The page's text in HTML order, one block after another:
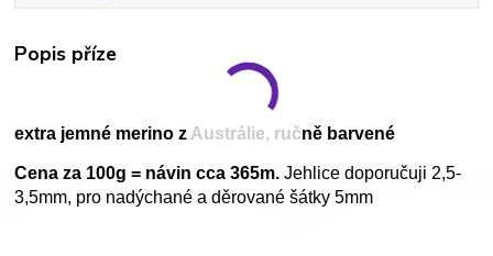
Popis příze
extra jemné merino z Austrálie, ručně barvené
Cena za 100g = návin cca 365m. Jehlice doporučuji 2,5-
3,5mm, pro nadýchané a děrované šátky 5mm